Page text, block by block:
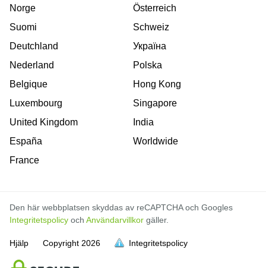
är full
är full
är full
är full
är full
är full
är full
Norge
Suomi
Deutchland
Nederland
Belgique
Luxembourg
United Kingdom
España
France
Österreich
Schweiz
Україна
Polska
Hong Kong
Singapore
India
Worldwide
Den här webbplatsen skyddas av reCAPTCHA och Googles
Integritetspolicy och Användarvillkor gäller.
Hjälp Copyright 2026 Integritetspolicy